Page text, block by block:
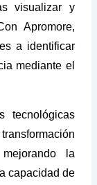
visualizar y
Apromore,
a identificar
mediante el
tecnológicas
la
capacidad de